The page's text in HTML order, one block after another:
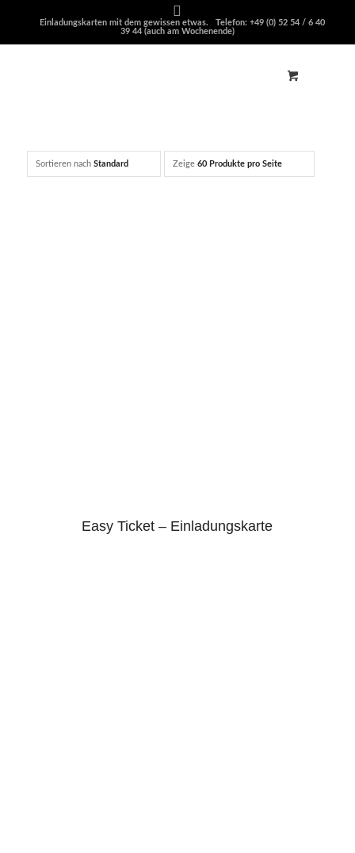
Einladungskarten mit dem gewissen etwas. Telefon: +49 (0) 52 54 / 6 40
39 44 (auch am Wochenende)
Sortieren nach Standard Zeige 60 Produkte pro Seite
4.75
Easy Ticket – Einladungskarte